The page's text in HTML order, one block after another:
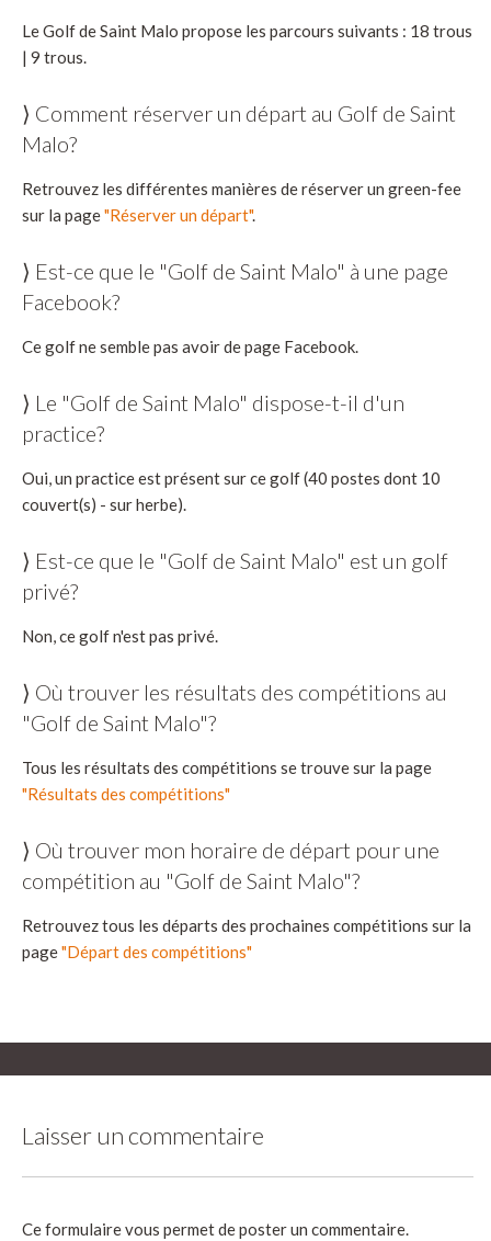
Le Golf de Saint Malo propose les parcours suivants : 18 trous
| 9 trous.
⟩ Comment réserver un départ au Golf de Saint
Malo?
Retrouvez les différentes manières de réserver un green-fee
sur la page"Réserver un départ".
⟩ Est-ce que le "Golf de Saint Malo" à une page
Facebook?
Ce golf ne semble pas avoir de page Facebook.
⟩ Le "Golf de Saint Malo" dispose-t-il d'un
practice?
Oui, un practice est présent sur ce golf (40 postes dont 10
couvert(s) - sur herbe).
⟩ Est-ce que le "Golf de Saint Malo" est un golf
privé?
Non, ce golf n'est pas privé.
⟩ Où trouver les résultats des compétitions au
"Golf de Saint Malo"?
Tous les résultats des compétitions se trouve sur la page
"Résultats des compétitions"
⟩ Où trouver mon horaire de départ pour une
compétition au "Golf de Saint Malo"?
Retrouvez tous les départs des prochaines compétitions sur la
page"Départ des compétitions"
Laisser un commentaire
Ce formulaire vous permet de poster un commentaire.